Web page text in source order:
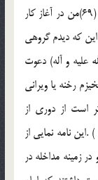
مَتاع أَيّامٍ قَلائِلَ يَزُولُ مِنْها ما كانَ كَما يَزوُلُ السَّرابُ ؛ (69)من در آغاز كار
اين كه ديدم گروهي
علیه و آله) دعوت
رخنه يا ويراني
است از دوري از
نامه نمايي از
زمينه مداخله در